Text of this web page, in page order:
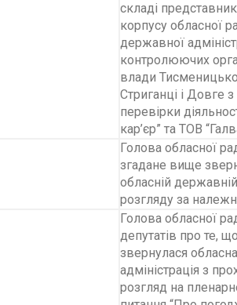
складі
корпусу обласної
державної
контролюючих
влади
Стриганці і Довге
перевірки
кар’єр” та ТОВ
Голова обласної
згадане вище
обласній
розгляду за
Голова обласної
депутатів про те,
звернулася
адміністрація з
розгляд на